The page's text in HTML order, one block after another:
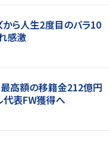
から人生2度目のバラ10
感激
最高額の移籍金212億円
代表FW獲得へ